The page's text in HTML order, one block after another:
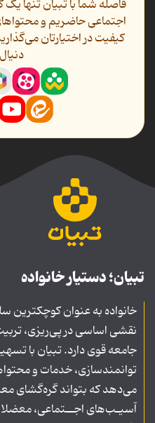
فاصله شما با تبیان تنها
اجتماعی حاضریم و
کیفیت در اختیارتان
تبیان؛ دستیار خانواده
خانواده به عنوان کوچکترین
نقشی اساسی در پی‌ریزی،
جامعه قوی دارد. تبیان با
توانمندسازی، خدمات و
می‌دهد که بتواند گره‌گشای
آسیـب‌های اجــتماعی،